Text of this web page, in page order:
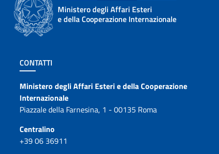
Ministero degli Affari Esteri
e della Cooperazione Internazionale
Sezione footer
CONTATTI
Contatti
Ministero degli Affari Esteri e della Cooperazione
Internazionale
Piazzale della Farnesina, 1 - 00135 Roma
Centralino
+39 06 36911